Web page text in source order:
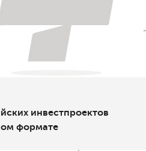
инвестпроектов
формате